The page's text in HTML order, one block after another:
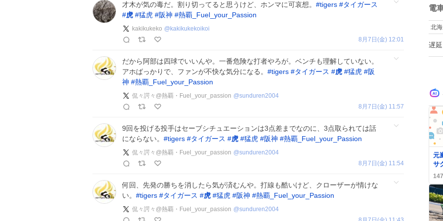
才木が気の毒だ。割り切ってると思うけど、ホンマに可哀想。 #tigers #タイガース
#虎 #猛虎 #阪神 #熱覇_Fuel_your_Passion
kakikukeko @ kakikukekoikoi
8月7日(金) 12:01
だから阿部は四球でいいんや。一番危険な打者やろが。ベンチも理解していない。
アホばっかりで、ファンが不快な気分になる。 #tigers #タイガース #虎 #猛虎 #阪
神 #熱覇_Fuel_your_Passion
侃々諤々@熱覇・Fuel_your_passion @sunduren2004
8月7日(金) 11:57
9回を投げる投手はセーブシチュエーションは3点差までなのに、3点取られては話
にならない。 #tigers #タイガース #虎 #猛虎 #阪神 #熱覇_Fuel_your_Passion
侃々諤々@熱覇・Fuel_your_passion @sunduren2004
8月7日(金) 11:54
何回、先発の勝ちを消したら気が済むんや。打線も酷いけど、クローザーが情けな
い。 #tigers #タイガース #虎 #猛虎 #阪神 #熱覇_Fuel_your_Passion
侃々諤々@熱覇・Fuel_your_passion @sunduren2004
ン
数
電
北
遅
元
サ
ト
共
147